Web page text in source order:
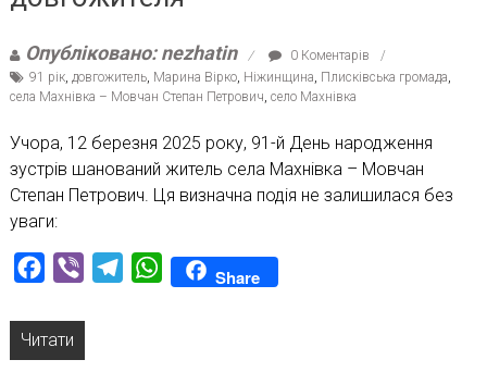
Опубліковано: nezhatin
0 Коментарів
91 рік, довгожитель, Марина Вірко, Ніжинщина Плисківська громада
села Махнівка – Мовчан Степан Петрович село Махнівка
Учора, 12 березня 2025 року, 91-й День народження
зустрів шанований житель села Махнівка – Мовчан
Степан Петрович. Ця визначна подія не залишилася без
уваги:
Facebook
Viber TelegramWhatsAppShare
Читати